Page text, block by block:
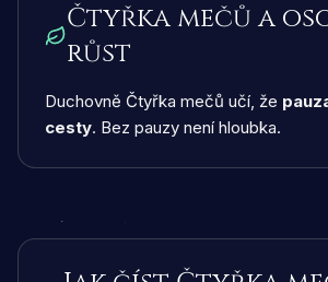
Čtyřka mečů a
růst
Duchovně Čtyřka mečů učí, že
cesty. Bez pauzy není hloubka.